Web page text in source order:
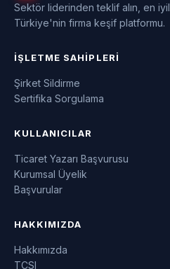
Sektör liderinden teklif alın, en
Türkiye'nin firma keşif platformu.
İŞLETME SAHIPLERI
Şirket Sildirme
Sertifika Sorgulama
KULLANICILAR
Ticaret Yazarı Başvurusu
Kurumsal Üyelik
Başvurular
HAKKIMIZDA
Hakkımızda
TCSI